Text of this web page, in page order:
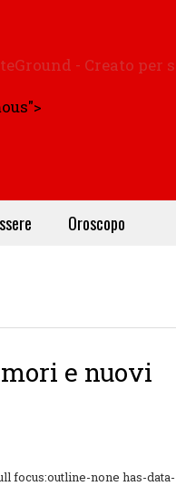
Oroscopo
e nuovi
focus:outline-none has-data-